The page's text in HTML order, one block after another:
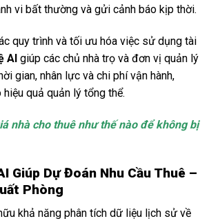
vi bất thường và gửi cảnh báo kịp thời.
quy trình và tối ưu hóa việc sử dụng tài
AI giúp các chủ nhà trọ và đơn vị quản lý
gian, nhân lực và chi phí vận hành,
quả quản lý tổng thể.
nhà cho thuê như thế nào để không bị
Giúp Dự Đoán Nhu Cầu Thuê –
Phòng
khả năng phân tích dữ liệu lịch sử về